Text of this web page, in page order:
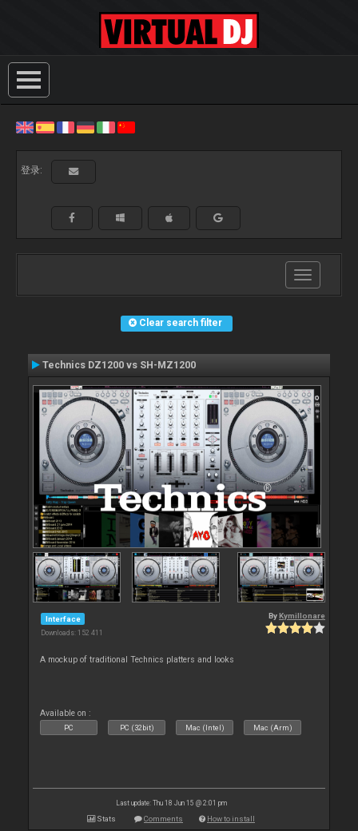
登录:
Toggle
navigation
Clear search filter
Technics DZ1200 vs SH-MZ1200
Interface
Downloads: 152 411
By Kymillonare
A mockup of traditional Technics platters and looks
Available on :
PC PC (32bit) Mac (Intel) Mac (Arm)
Last update: Thu 18 Jun 15 @ 2:01 pm
Stats Comments How to install